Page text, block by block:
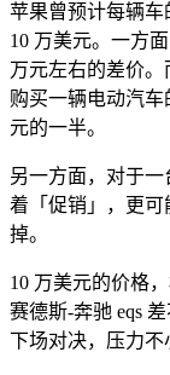
苹果曾预计每辆车
10 万美元。一方
万元左右的差价
购买一辆电动汽车
元的一半。
另一方面，对于
着「促销」，更
掉。
10 万美元的价格
赛德斯-奔驰 eqs
下场对决，压力不